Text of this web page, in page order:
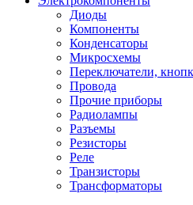
Диоды
Компоненты
Конденсаторы
Микросхемы
Переключатели,
Провода
Прочие приборы
Радиолампы
Разъемы
Резисторы
Реле
Транзисторы
Трансформаторы